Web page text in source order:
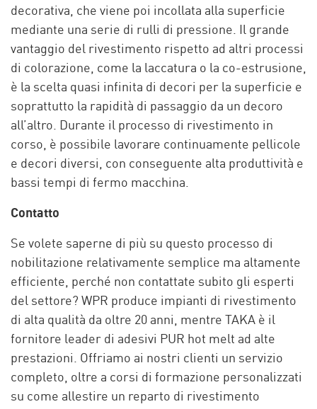
decorativa, che viene poi incollata alla superficie
mediante una serie di rulli di pressione. Il grande
vantaggio del rivestimento rispetto ad altri processi
di colorazione, come la laccatura o la co-estrusione,
è la scelta quasi infinita di decori per la superficie e
soprattutto la rapidità di passaggio da un decoro
all’altro. Durante il processo di rivestimento in
corso, è possibile lavorare continuamente pellicole
e decori diversi, con conseguente alta produttività e
bassi tempi di fermo macchina.
Contatto
Se volete saperne di più su questo processo di
nobilitazione relativamente semplice ma altamente
efficiente, perché non contattate subito gli esperti
del settore? WPR produce impianti di rivestimento
di alta qualità da oltre 20 anni, mentre TAKA è il
fornitore leader di adesivi PUR hot melt ad alte
prestazioni. Offriamo ai nostri clienti un servizio
completo, oltre a corsi di formazione personalizzati
su come allestire un reparto di rivestimento